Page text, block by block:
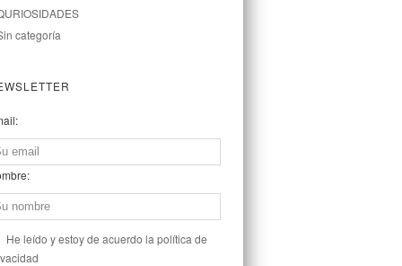
categoría
He leído y estoy de acuerdo la política de